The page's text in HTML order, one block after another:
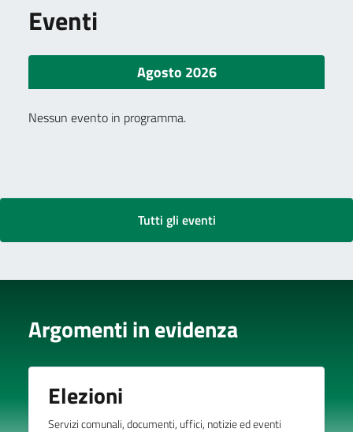
Eventi
Agosto 2026
Nessun evento in programma.
Tutti gli eventi
Argomenti in evidenza
Elezioni
Servizi comunali, documenti, uffici, notizie ed eventi